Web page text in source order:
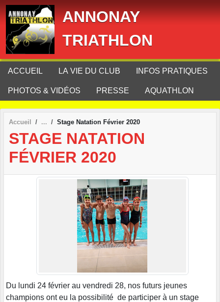
ANNONAY
TRIATHLON
ACCUEIL LA VIE DU CLUB INFOS PRATIQUES
PHOTOS & VIDÉOS PRESSE AQUATHLON
Accueil Stage Natation Février 2020
STAGE NATATION
FÉVRIER 2020
Du lundi 24 février au vendredi 28, nos futurs jeunes
champions ont eu la possibilité de participer à un stage
Panneau de gestion des cookies